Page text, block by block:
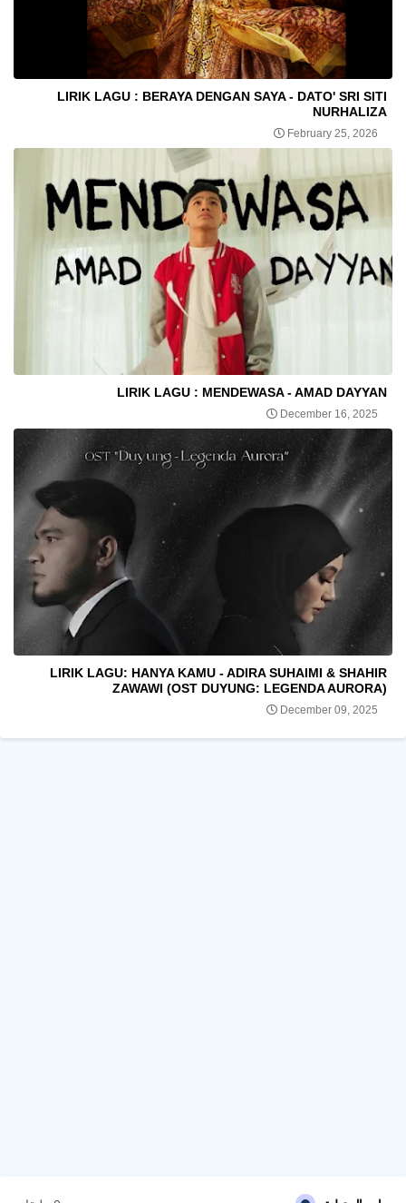
LIRIK LAGU : BERAYA DENGAN SAYA - DATO' SRI SITI
NURHALIZA
February 25, 2026
LIRIK LAGU : MENDEWASA - AMAD DAYYAN
December 16, 2025
LIRIK LAGU: HANYA KAMU - ADIRA SUHAIMI & SHAHIR
ZAWAWI (OST DUYUNG: LEGENDA AURORA)
December 09, 2025